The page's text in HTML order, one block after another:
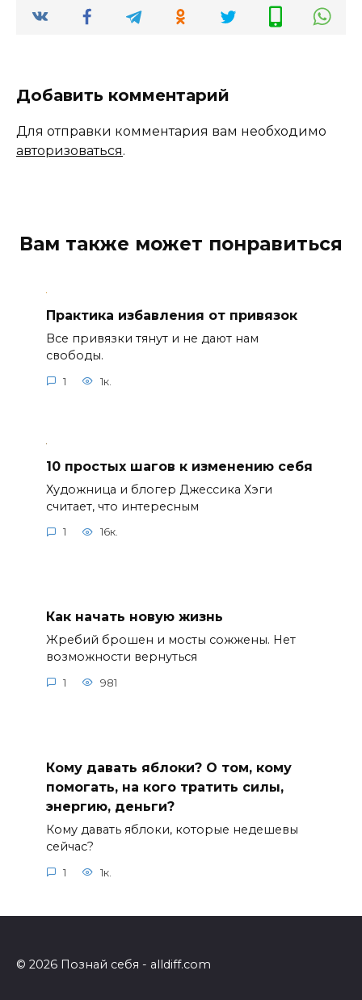
Добавить комментарий
Для отправки комментария вам необходимо
авторизоваться.
Вам также может понравиться
Практика избавления от привязок
Все привязки тянут и не дают нам
свободы.
1 1к.
10 простых шагов к изменению себя
Художница и блогер Джессика Хэги
считает, что интересным
1 16к.
Как начать новую жизнь
Жребий брошен и мосты сожжены. Нет
возможности вернуться
1 981
Кому давать яблоки? О том, кому
помогать, на кого тратить силы,
энергию, деньги?
Кому давать яблоки, которые недешевы
сейчас?
1 1к.
© 2026 Познай себя - alldiff.com